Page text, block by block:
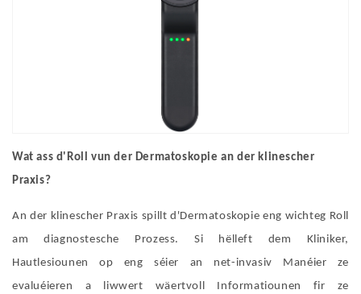
Wat ass d'Roll vun der Dermatoskopie an der klinescher
Praxis?
An der klinescher Praxis spillt d'Dermatoskopie eng wichteg Roll
am diagnostesche Prozess. Si hëlleft dem Kliniker,
Hautlesiounen op eng séier an net-invasiv Manéier ze
evaluéieren a liwwert wäertvoll Informatiounen fir ze